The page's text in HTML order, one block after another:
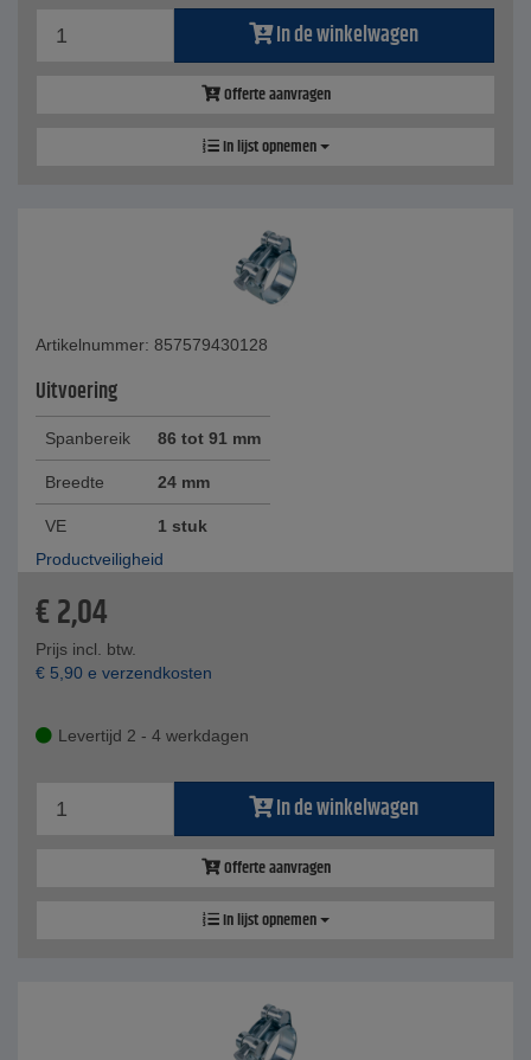
In de winkelwagen
Offerte aanvragen
In lijst opnemen
Artikelnummer: 857579430128
Uitvoering
Spanbereik 86 tot 91 mm
Breedte 24 mm
VE
1 stuk
Productveiligheid
€2,04
Prijs incl. btw.
€ 5,90 e verzendkosten
Levertijd 2 - 4 werkdagen
In de winkelwagen
Offerte aanvragen
In lijst opnemen